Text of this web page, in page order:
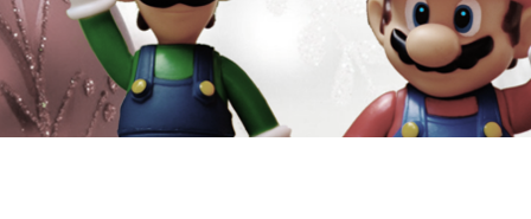
NUAJE : NUmérique et Appropriation par la Jeunesse
Parents Sentinelles des écrans
Pari Risqué : Prévenir l’addiction aux jeux d’argent en
ligne